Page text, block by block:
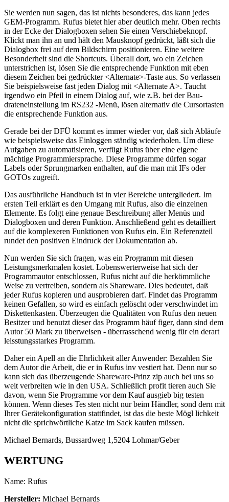
Sie werden nun sagen, das ist nichts besonderes, das kann jedes
GEM-Programm. Rufus bietet hier aber deutlich mehr. Oben rechts
in der Ecke der Dialogboxen sehen Sie einen Verschiebeknopf.
Klickt man ihn an und hält den Mausknopf gedrückt, läßt sich die
Dialogbox frei auf dem Bildschirm positionieren. Eine weitere
Besonderheit sind die Shortcuts. Überall dort, wo ein Zeichen
unterstrichen ist, lösen Sie die entsprechende Funktion mit eben
diesem Zeichen bei gedrückter <Alternate>-Taste aus. So verlassen
Sie beispielsweise fast jeden Dialog mit <Alternate A>. Taucht
irgendwo ein Pfeil in einem Dialog auf, wie z.B. bei der Bau-
drateneinstellung im RS232 -Menü, lösen alternativ die Cursortasten
die entsprechende Funktion aus.
Gerade bei der DFÜ kommt es immer wieder vor, daß sich Abläufe
wie beispielsweise das Einloggen ständig wiederholen. Um diese
Aufgaben zu automatisieren, verfügt Rufus über eine eigene
mächtige Programmiersprache. Diese Programme dürfen sogar
Labels oder Sprungmarken enthalten, auf die man mit IFs oder
GOTOs zugreift.
Das ausführliche Handbuch ist in vier Bereiche untergliedert. Im
ersten Teil erklärt es den Umgang mit Rufus, also die einzelnen
Elemente. Es folgt eine genaue Beschreibung aller Menüs und
Dialogboxen und deren Funktion. Anschließend geht es detailliert
auf die komplexeren Funktionen von Rufus ein. Ein Referenzteil
rundet den positiven Eindruck der Dokumentation ab.
Nun werden Sie sich fragen, was ein Programm mit diesen
Leistungsmerkmalen kostet. Lobenswerterweise hat sich der
Programmautor entschlossen, Rufus nicht auf die herkömmliche
Weise zu vertreiben, sondern als Shareware. Dies bedeutet, daß
jeder Rufus kopieren und ausprobieren darf. Findet das Programm
keinen Gefallen, so wird es einfach gelöscht oder verschwindet im
Diskettenkasten. Überzeugen die Qualitäten von Rufus den neuen
Besitzer und benutzt dieser das Programm häuf figer, dann sind dem
Autor 50 Mark zu überweisen - überrasschend wenig für ein derart
leisstungsstarkes Programm.
Daher ein Apell an die Ehrlichkeit aller Anwender: Bezahlen Sie
dem Autor die Arbeit, die er in Rufus inv vestiert hat. Denn nur so
kann sich das überzeugende Shareware-Prinz zip auch bei uns so
weit verbreiten wie in den USA. Schließlich profit tieren auch Sie
davon, wenn Sie Programme vor dem Kauf ausgieb big testen
können. Wenn dieses Tes sten nicht nur beim Händler, sond dern mit
Ihrer Gerätekonfiguration stattfindet, ist das die beste Mögl lichkeit
nicht die sprichwörtliche Katze im Sack kaufen müssen.
Michael Bernards, Bussardweg 1,5204 Lohmar/Geber
WERTUNG
Name: Rufus
Hersteller: Michael Bernards